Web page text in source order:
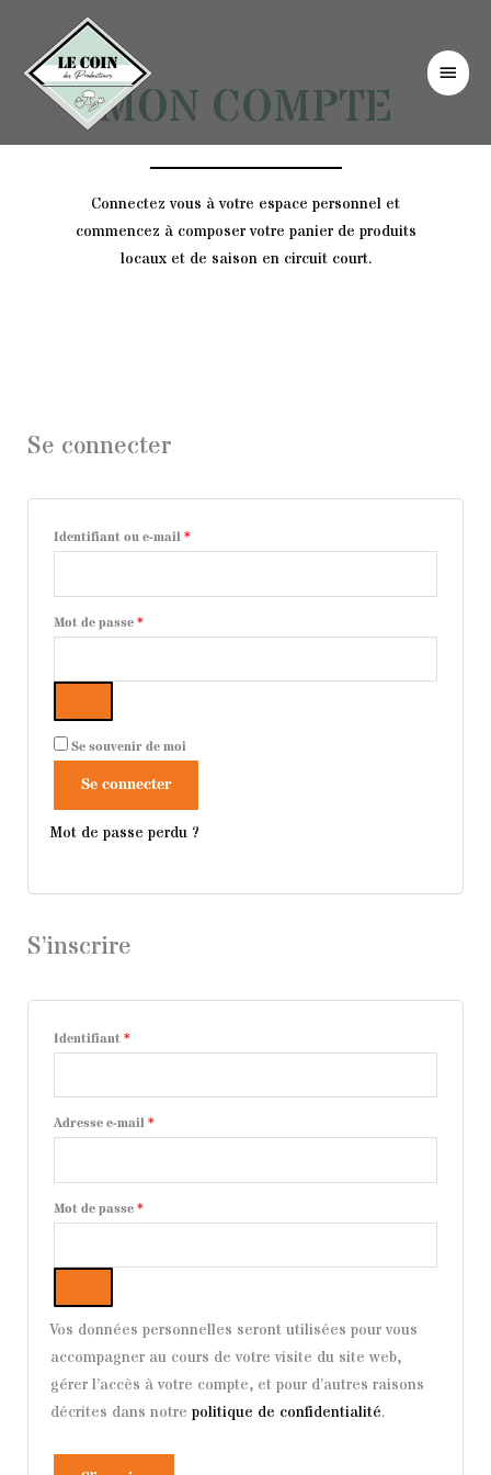
contenu
MON COMPTE
Connectez vous à votre espace personnel et
commencez à composer votre panier de produits
locaux et de saison en circuit court.
Se connecter
Identifiant ou e-mail*
Mot de passe*
Obligatoire
Se souvenir de moi
Se connecter
Mot de passe perdu ?
S’inscrire
Identifiant*
Obligatoire
Adresse e-mail*
Mot de passe*
Obligatoire
Vos données personnelles seront utilisées pour vous
accompagner au cours de votre visite du site web,
gérer l’accès à votre compte, et pour d’autres raisons
décrites dans notre politique de confidentialité.